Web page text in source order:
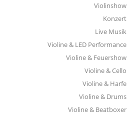
Violinshow
Konzert
Live Musik
Violine & LED Performance
Violine & Feuershow
Violine & Cello
Violine & Harfe
Violine & Drums
Violine & Beatboxer